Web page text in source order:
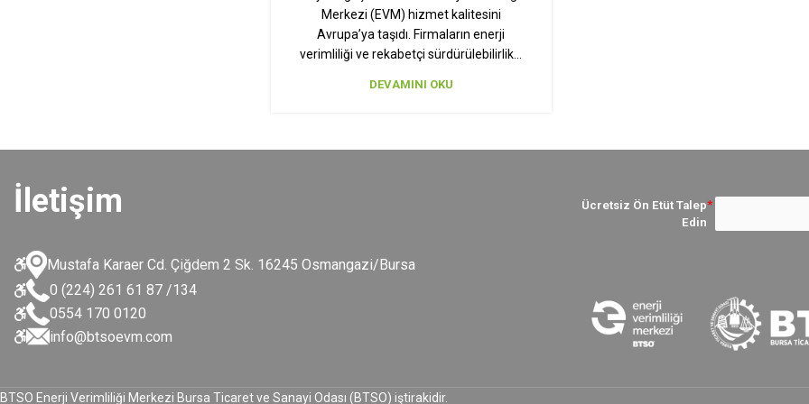
Merkezi (EVM) hizmet kalitesini
Avrupa’ya taşıdı. Firmaların enerji
verimliliği ve rekabetçi sürdürülebilirlik…
DEVAMINI OKU
İletişim
Mustafa Karaer Cd. Çiğdem 2 Sk. 16245 Osmangazi/Bursa
0 (224) 261 61 87 /134
0554 170 0120
info@btsoevm.com
Ücretsiz Ön Etüt Talep
Edin
BTSO Enerji Verimliliği Merkezi Bursa Ticaret ve Sanayi Odası (BTSO) iştirakidir.